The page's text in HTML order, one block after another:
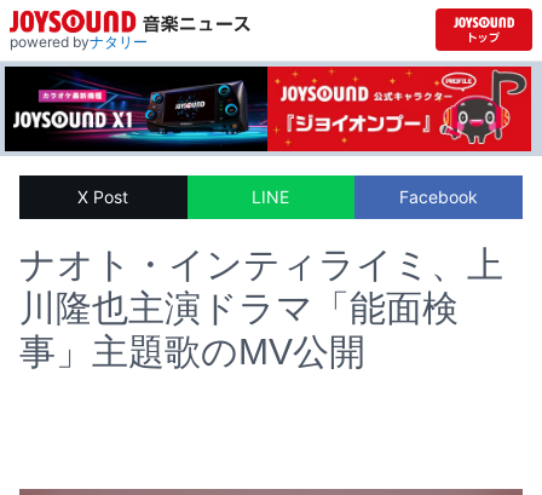
powered byナタリー
X Post LINE Facebook
ナオト・インティライミ、上
川隆也主演ドラマ「能面検
事」主題歌のMV公開